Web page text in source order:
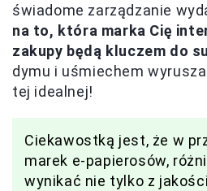
świadome zarządzanie
na to, która marka Cię
zakupy będą kluczem do
dymu i uśmiechem
tej idealnej!
Ciekawostką jest, że w
marek e-papierosów,
wynikać nie tylko z